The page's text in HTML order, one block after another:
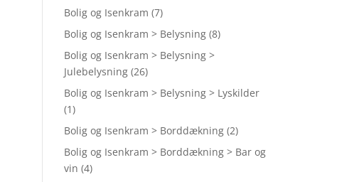
Bolig og Isenkram (7)
Bolig og Isenkram > Belysning (8)
Bolig og Isenkram > Belysning >
Julebelysning (26)
Bolig og Isenkram > Belysning > Lyskilder
(1)
Bolig og Isenkram > Borddækning (2)
Bolig og Isenkram > Borddækning > Bar og
vin (4)